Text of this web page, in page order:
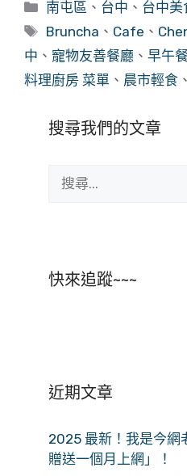
分
類
南屯區 、 台中 、 台中美
標
籤
Bruncha 、 Cafe 、
中 、 寵物友善餐廳 、 早午
料理廚房 菜單 、 晨市輕食 、
搜尋我們的文章
尋:
快來追蹤~~~
近期文章
2025 最新！我是今網
贈送一個月上網」！